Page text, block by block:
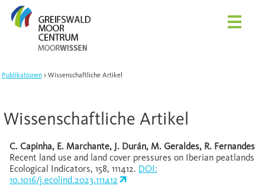
Publikationen Wissenschaftliche Artikel
Wissenschaftliche Artikel
C. Capinha, E. Marchante, J. Durán, M. Geraldes, R. Fernandes
Recent land use and land cover pressures on Iberian peatlands
Ecological Indicators, 158, 111412. DOI:
10.1016/j.ecolind.2023.111412